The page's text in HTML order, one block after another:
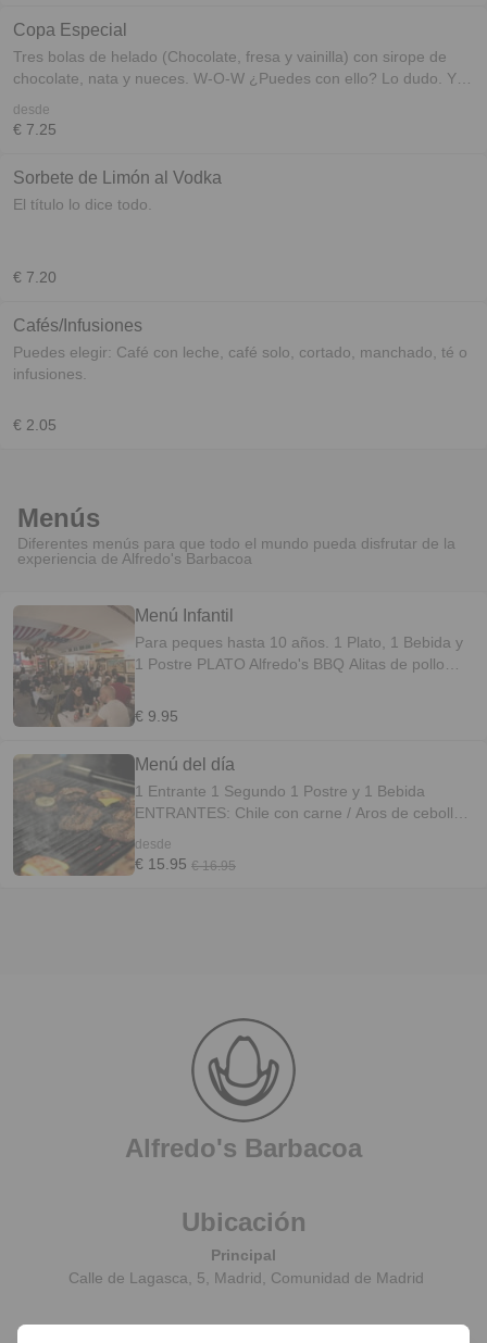
Copa Especial
Tres bolas de helado (Chocolate, fresa y vainilla) con sirope de
chocolate, nata y nueces. W-O-W ¿Puedes con ello? Lo dudo. Yo
desde
€ 7.25
Sorbete de Limón al Vodka
El título lo dice todo.
€ 7.20
Cafés/Infusiones
Puedes elegir: Café con leche, café solo, cortado, manchado, té o
infusiones.
€ 2.05
Menús
Diferentes menús para que todo el mundo pueda disfrutar de la
experiencia de Alfredo's Barbacoa
Menú Infantil
Para peques hasta 10 años. 1 Plato, 1 Bebida y
1 Postre PLATO Alfredo's BBQ Alitas de pollo
Frankfurt Pechuga de pollo empanada
vainilla o limón 1 vaso de leche con Nesquik
€ 9.95
Menú del día
1 Entrante 1 Segundo 1 Postre y 1 Bebida
ENTRANTES: Chile con carne / Aros de cebolla/
Sopa de cebolla/ Patata Asada SEGUNDOS -
desde
€ 15.95 € 16.95
Alfredo's Barbacoa
Ubicación
Principal
Calle de Lagasca, 5, Madrid, Comunidad de Madrid